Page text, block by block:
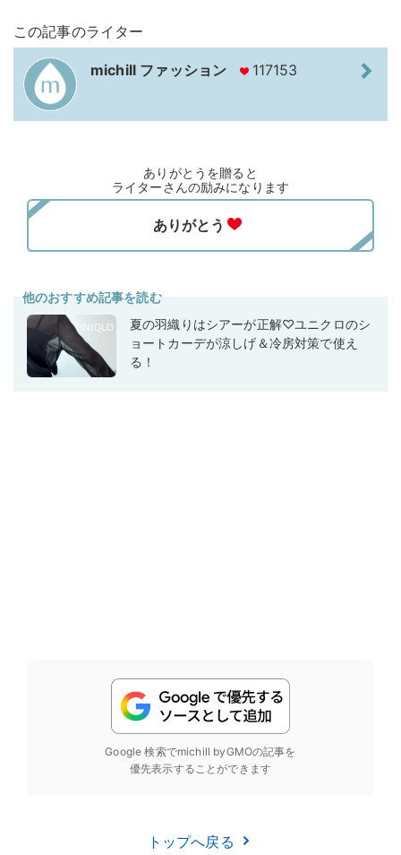
この記事のライター
michill ファッション 117153
ありがとうを贈ると
ライターさんの励みになります
他のおすすめ記事を読む
夏の羽織りはシアーが正解♡ユニクロのシ
ョートカーデが涼しげ＆冷房対策で使え
る！
Google 検索でmichill byGMOの記事を
優先表示することができます
トップへ戻る